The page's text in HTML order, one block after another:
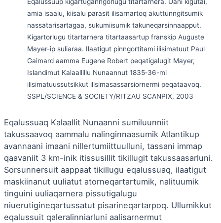
Eqalussuup kigartuganngorlugu titartarnera. Uani kigutai,
amia isaalu, kiisalu parasit ilisarnartoq akuttunngitsumik
nassatarisartagaa, sukumiisumik takuneqarsinnaapput.
Kigartorlugu titartarnera titartaasartup franskip Auguste
Mayer-ip suliaraa. Ilaatigut pinngortitami ilisimatuut Paul
Gaimard aamma Eugene Robert peqatigalugit Mayer,
Islandimut Kalaallillu Nunaannut 1835‑36-mi
ilisimatuussutsikkut ilisimasassarsiornermi peqataavoq.
SSPL/SCIENCE & SOCIETY/RITZAU SCANPIX, 2003
Eqalussuaq Kalaallit Nunaanni sumiluunniit
takussaavoq aammalu nalinginnaasumik Atlantikup
avannaani imaani nillertumiittuulluni, tassani immap
qaavaniit 3 km-inik itissusillit tikillugit takussaasarluni.
Sorsunnersuit aappaat tikillugu eqalussuaq, ilaatigut
maskiinanut uuliatut atorneqartartumik, nalituumik
tinguini uuliaqarnera pissutigalugu
niuerutigineqartussatut pisarineqartarpoq. Ullumikkut
eqalussuit qaleralinniarluni aalisarnermut